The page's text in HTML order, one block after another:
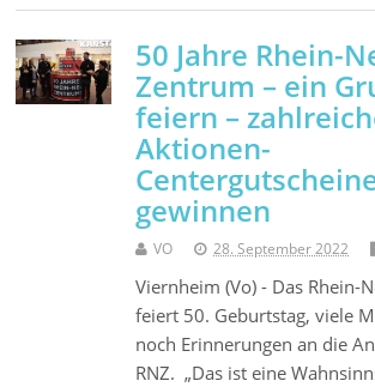
50 Jahre Rhein-
Zentrum – ein
feiern –
Aktionen-
gewinnen
VO 28. September 2022
Viernheim (Vo) - Das Rhein-
feiert 50. Geburtstag, viele
noch Erinnerungen an die
RNZ. „Das ist eine